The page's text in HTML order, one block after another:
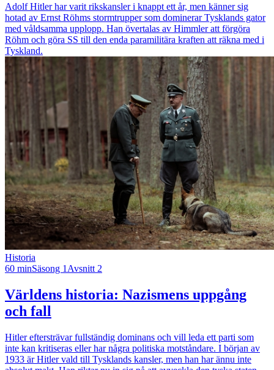
Adolf Hitler har varit rikskansler i knappt ett år, men känner sig
hotad av Ernst Röhms stormtrupper som dominerar Tysklands gator
med våldsamma upplopp. Han övertalas av Himmler att förgöra
Röhm och göra SS till den enda paramilitära kraften att räkna med i
Tyskland.
Historia
60 minSäsong 1 Avsnitt 2
Världens historia: Nazismens uppgång
och fall
Hitler eftersträvar fullständig dominans och vill leda ett parti som
inte kan kritiseras eller har några politiska motståndare. I början av
1933 är Hitler vald till Tysklands kansler, men han har ännu inte